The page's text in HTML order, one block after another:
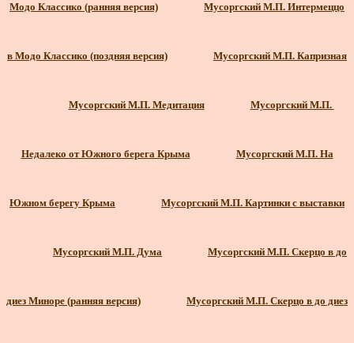
Модо Классико (ранняя версия) Мусоргский М.П. Интермеццо
в Модо Классико (поздняя версия) Мусоргский М.П. Капризная
Мусоргский М.П. Медитация Мусоргский М.П.
Недалеко от Южного берега Крыма Мусоргский М.П. На
Южном берегу Крыма Мусоргский М.П. Картинки с выставки
Мусоргский М.П. Дума Мусоргский М.П. Скерцо в до
диез Миноре (ранняя версия) Мусоргский М.П. Скерцо в до диез